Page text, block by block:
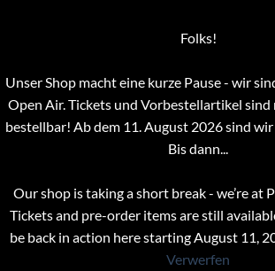
Folks!
Unser Shop macht eine kurze Pause - wir
Open Air. Tickets und Vorbestellartikel
bestellbar! Ab dem 11. August 2026 sind
Bis dann...
Our shop is taking a short break - we’re at
Tickets and pre-order items are still
be back in action here starting August 11,
Verwerfen